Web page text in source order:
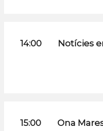
14:00 Notícies
15:00 Ona